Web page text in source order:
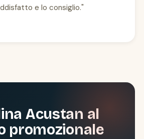
e lo consiglio."
Acustan al
promozionale